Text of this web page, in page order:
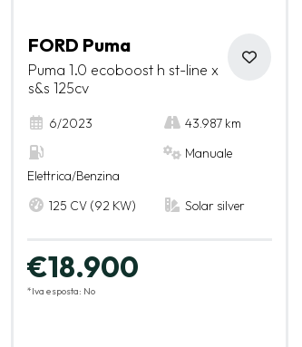
FORD Puma
Puma 1.0 ecoboost h st-line x
s&s 125cv
6/2023 43.987 km
Elettrica/Benzina
Manuale
125 CV (92 KW) Solar silver
€18.900
*Iva esposta: No